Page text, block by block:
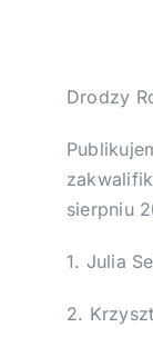
Podziękowania
Drodzy
sierpniu
1. Julia
2.